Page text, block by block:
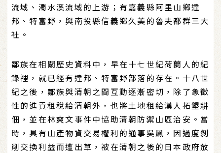
流域、濁水溪流域的上游；有嘉義縣阿里山鄉達
邦、特富野，與南投縣信義鄉久美的魯夫都群三大
社。
鄒族在相關歷史資料中，早在十七世紀荷蘭人的紀
錄裡，就已經有達邦、特富野部落的存在。十八世
紀之後，鄒族與清朝之間互動逐漸密切，除了象徵
性的進貢租稅給清朝外，也將土地租給漢人拓墾耕
佃，並在林爽文事件中協助清朝防禦山區治安。當
時，具有山產物資交易權利的通事吳鳳，因過度剝
削交換利益而遭出草，被在清朝之後的日本政府放